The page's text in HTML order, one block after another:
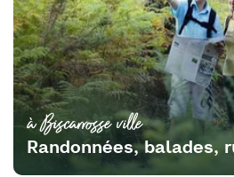
à Biscarrosse ville
Randonnées, balades,